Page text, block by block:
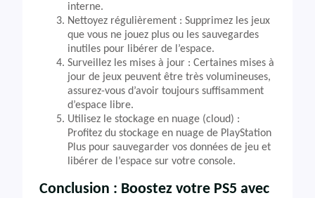
interne.
Nettoyez régulièrement : Supprimez les jeux
que vous ne jouez plus ou les sauvegardes
inutiles pour libérer de l’espace.
Surveillez les mises à jour : Certaines mises à
jour de jeux peuvent être très volumineuses,
assurez-vous d’avoir toujours suffisamment
d’espace libre.
Utilisez le stockage en nuage (cloud) :
Profitez du stockage en nuage de PlayStation
Plus pour sauvegarder vos données de jeu et
libérer de l’espace sur votre console.
Conclusion : Boostez votre PS5 avec